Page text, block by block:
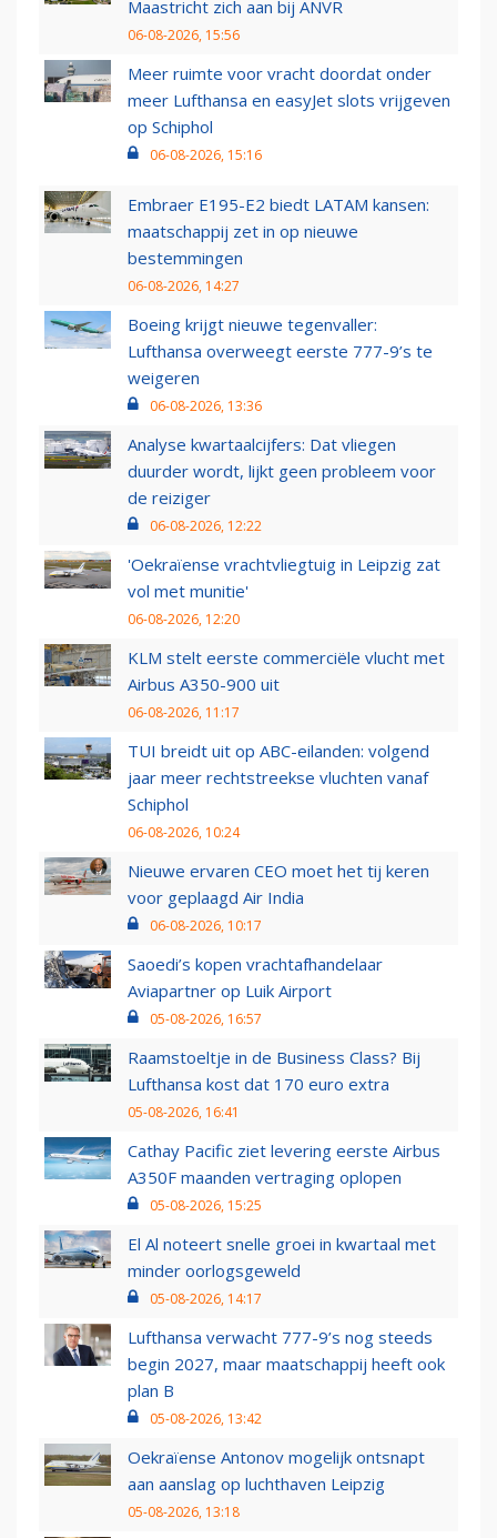
Maastricht zich aan bij ANVR
06-08-2026, 15:56
Meer ruimte voor vracht doordat onder
meer Lufthansa en easyJet slots vrijgeven
op Schiphol
06-08-2026, 15:16
Embraer E195-E2 biedt LATAM kansen:
maatschappij zet in op nieuwe
bestemmingen
06-08-2026, 14:27
Boeing krijgt nieuwe tegenvaller:
Lufthansa overweegt eerste 777-9’s te
weigeren
06-08-2026, 13:36
Analyse kwartaalcijfers: Dat vliegen
duurder wordt, lijkt geen probleem voor
de reiziger
06-08-2026, 12:22
'Oekraïense vrachtvliegtuig in Leipzig zat
vol met munitie'
06-08-2026, 12:20
KLM stelt eerste commerciële vlucht met
Airbus A350-900 uit
06-08-2026, 11:17
TUI breidt uit op ABC-eilanden: volgend
jaar meer rechtstreekse vluchten vanaf
Schiphol
06-08-2026, 10:24
Nieuwe ervaren CEO moet het tij keren
voor geplaagd Air India
06-08-2026, 10:17
Saoedi’s kopen vrachtafhandelaar
Aviapartner op Luik Airport
05-08-2026, 16:57
Raamstoeltje in de Business Class? Bij
Lufthansa kost dat 170 euro extra
05-08-2026, 16:41
Cathay Pacific ziet levering eerste Airbus
A350F maanden vertraging oplopen
05-08-2026, 15:25
El Al noteert snelle groei in kwartaal met
minder oorlogsgeweld
05-08-2026, 14:17
Lufthansa verwacht 777-9’s nog steeds
begin 2027, maar maatschappij heeft ook
plan B
05-08-2026, 13:42
Oekraïense Antonov mogelijk ontsnapt
aan aanslag op luchthaven Leipzig
05-08-2026, 13:18